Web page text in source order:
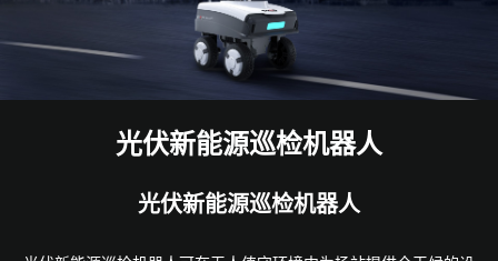
光伏新能源巡检机器人
光伏新能源巡检机器人